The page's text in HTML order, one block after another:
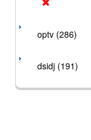
optv (286)
dsidj (191)